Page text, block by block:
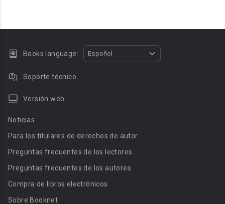
Books language: Español
Soporte técnico
Versión web
Noticias
Para los titulares de derechos de autor
Preguntas frecuentes de los lectores
Preguntas frecuentes de los autores
Compra de libros electrónicos
Sobre Booknet